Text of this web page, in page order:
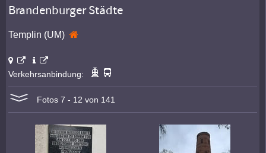
Brandenburger Städte
Templin (UM)
Verkehrsanbindung:
Fotos 7 - 12 von 141